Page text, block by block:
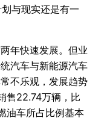
与现实还是有一
年快速发展。但业
汽车与新能源汽车
不乐观，发展趋势
售22.74万辆，比
油车所占比例基本